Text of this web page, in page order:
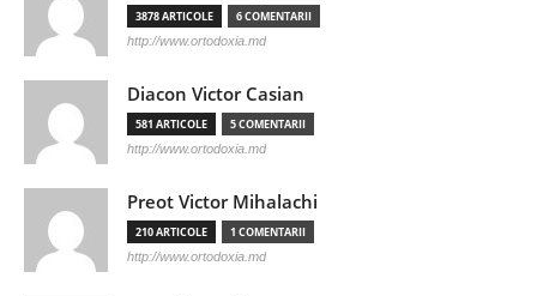
3878 ARTICOLE 6 COMENTARII
http://www.ortodoxia.md
Diacon Victor Casian
581 ARTICOLE 5 COMENTARII
http://www.ortodoxia.md
Preot Victor Mihalachi
210 ARTICOLE 1 COMENTARII
http://www.ortodoxia.md